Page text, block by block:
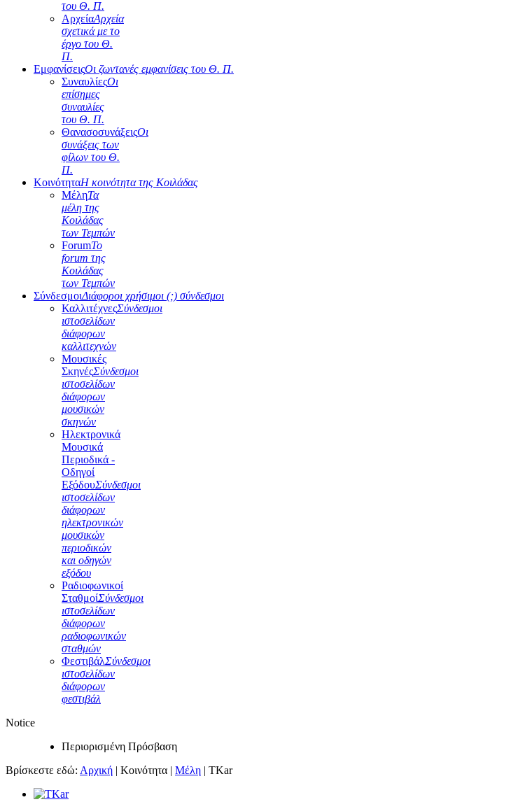
του Θ. Π.
ΑρχείαΑρχεία
σχετικά με το
έργο του Θ.
Π.
ΕμφανίσειςΟι ζωντανές εμφανίσεις του Θ. Π.
ΣυναυλίεςΟι
επίσημες
συναυλίες
του Θ. Π.
ΘανασοσυνάξειςΟι
συνάξεις των
φίλων του Θ.
Π.
ΚοινότηταΗ κοινότητα της Κοιλάδας
ΜέληΤα
μέλη της
Κοιλάδας
των Τεμπών
ForumΤο
forum της
Κοιλάδας
των Τεμπών
ΣύνδεσμοιΔιάφοροι χρήσιμοι (;) σύνδεσμοι
ΚαλλιτέχνεςΣύνδεσμοι
ιστοσελίδων
διάφορων
καλλιτεχνών
Μουσικές
ΣκηνέςΣύνδεσμοι
ιστοσελίδων
διάφορων
μουσικών
σκηνών
Ηλεκτρονικά
Μουσικά
Περιοδικά -
Οδηγοί
ΕξόδουΣύνδεσμοι
ιστοσελίδων
διάφορων
ηλεκτρονικών
μουσικών
περιοδικών
και οδηγών
εξόδου
Ραδιοφωνικοί
ΣταθμοίΣύνδεσμοι
ιστοσελίδων
διάφορων
ραδιοφωνικών
σταθμών
ΦεστιβάλΣύνδεσμοι
ιστοσελίδων
διάφορων
φεστιβάλ
Notice
Περιορισμένη Πρόσβαση
Βρίσκεστε εδώ: Αρχική | Κοινότητα | Μέλη | TKar